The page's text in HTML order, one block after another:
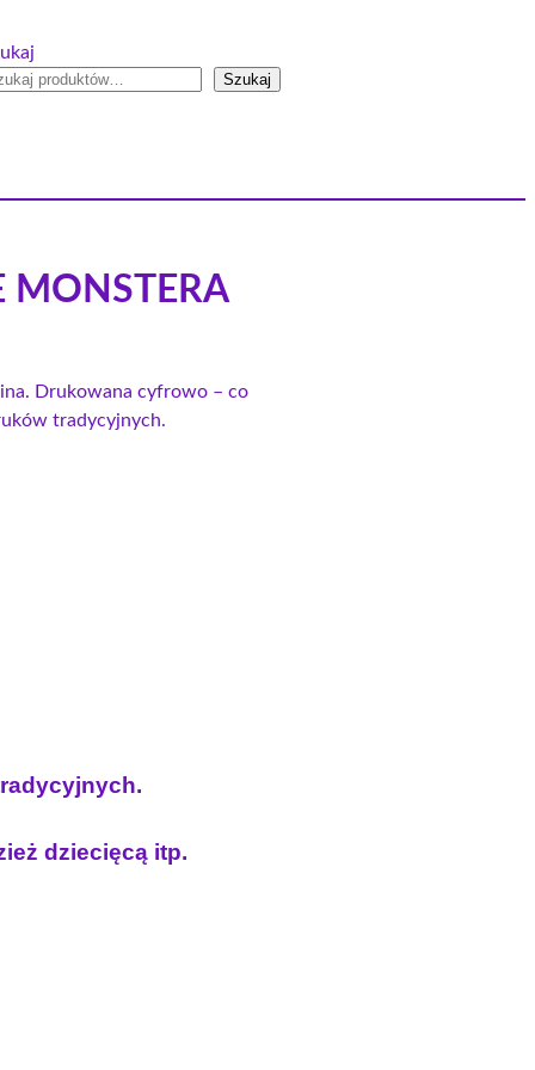
Szukaj
MONSTERA
Drukowana cyfrowo – co
tradycyjnych.
dziecięcą itp.